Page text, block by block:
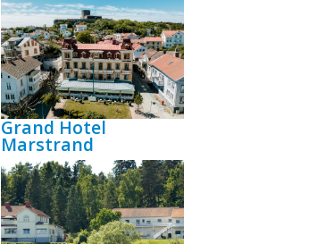
Grand Hotel
Marstrand